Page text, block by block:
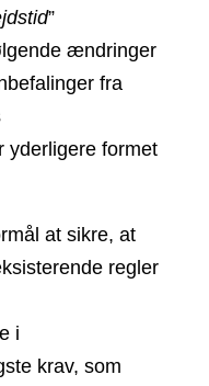
”
ændringer
fra
yderligere formet
at sikre, at
regler
i
krav, som